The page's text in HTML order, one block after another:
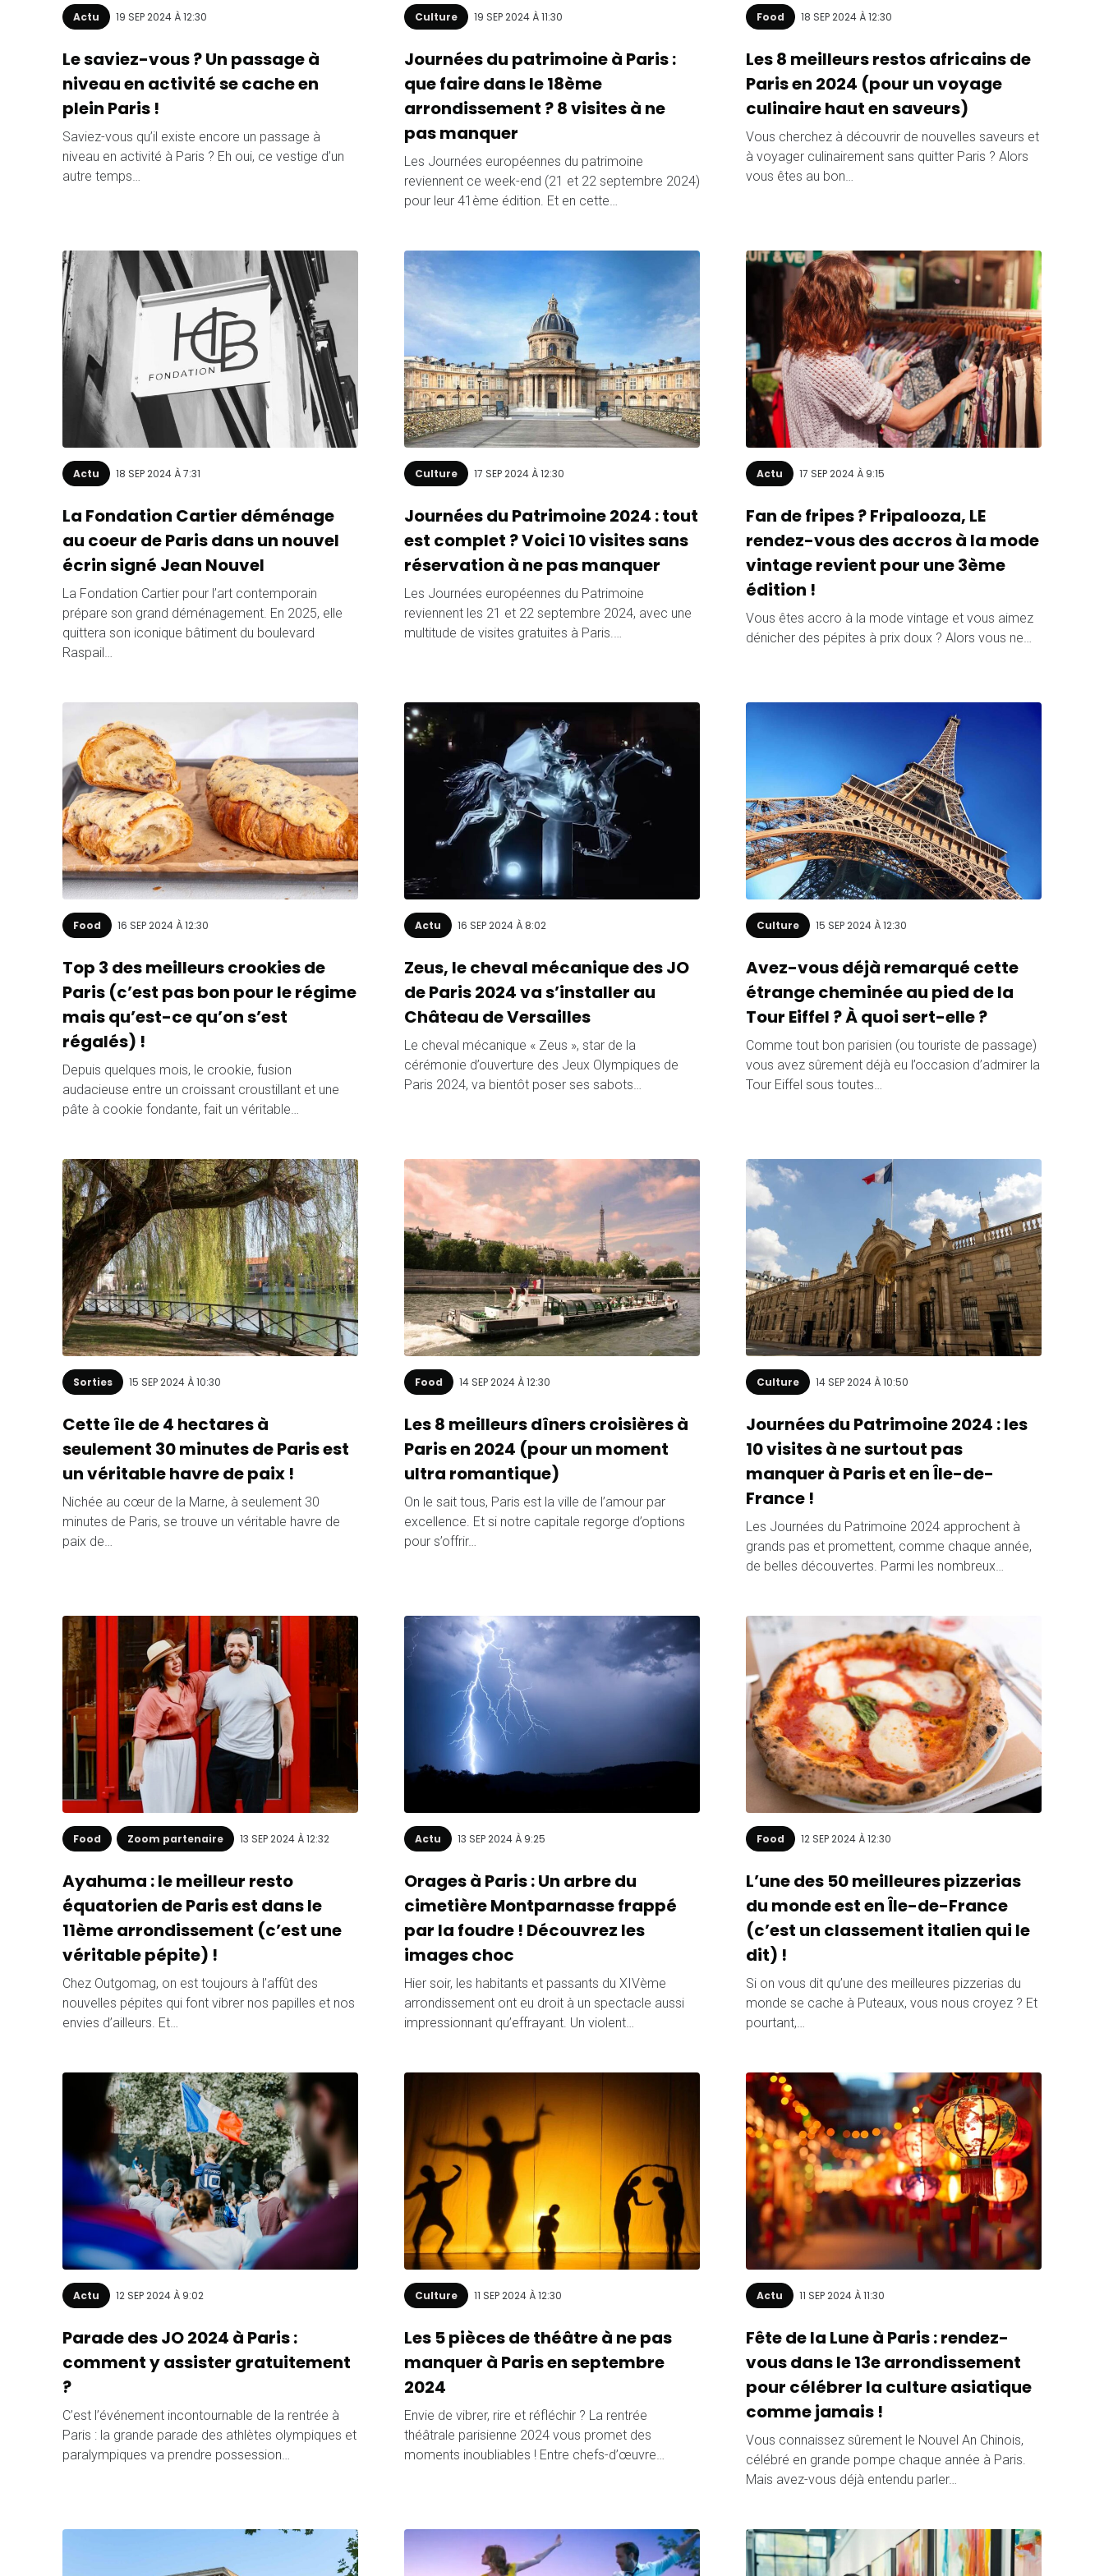
Actu 19 SEP 2024 À 12:30
Le saviez-vous ? Un passage à
niveau en activité se cache en
plein Paris !
Saviez-vous qu’il existe encore un passage à
niveau en activité à Paris ? Eh oui, ce vestige d’un
autre temps…
Culture 19 SEP 2024 À 11:30
Journées du patrimoine à Paris :
que faire dans le 18ème
arrondissement ? 8 visites à ne
pas manquer
Les Journées européennes du patrimoine
reviennent ce week-end (21 et 22 septembre 2024)
pour leur 41ème édition. Et en cette…
Food 18 SEP 2024 À 12:30
Les 8 meilleurs restos africains de
Paris en 2024 (pour un voyage
culinaire haut en saveurs)
Vous cherchez à découvrir de nouvelles saveurs et
à voyager culinairement sans quitter Paris ? Alors
vous êtes au bon…
Actu 18 SEP 2024 À 7:31
La Fondation Cartier déménage
au coeur de Paris dans un nouvel
écrin signé Jean Nouvel
La Fondation Cartier pour l’art contemporain
prépare son grand déménagement. En 2025, elle
quittera son iconique bâtiment du boulevard
Raspail…
Culture 17 SEP 2024 À 12:30
Journées du Patrimoine 2024 : tout
est complet ? Voici 10 visites sans
réservation à ne pas manquer
Les Journées européennes du Patrimoine
reviennent les 21 et 22 septembre 2024, avec une
multitude de visites gratuites à Paris.…
Actu 17 SEP 2024 À 9:15
Fan de fripes ? Fripalooza, LE
rendez-vous des accros à la mode
vintage revient pour une 3ème
édition !
Vous êtes accro à la mode vintage et vous aimez
dénicher des pépites à prix doux ? Alors vous ne…
Food 16 SEP 2024 À 12:30
Top 3 des meilleurs crookies de
Paris (c’est pas bon pour le régime
mais qu’est-ce qu’on s’est
régalés) !
Depuis quelques mois, le crookie, fusion
audacieuse entre un croissant croustillant et une
pâte à cookie fondante, fait un véritable…
Actu 16 SEP 2024 À 8:02
Zeus, le cheval mécanique des JO
de Paris 2024 va s’installer au
Château de Versailles
Le cheval mécanique « Zeus », star de la
cérémonie d’ouverture des Jeux Olympiques de
Paris 2024, va bientôt poser ses sabots…
Culture 15 SEP 2024 À 12:30
Avez-vous déjà remarqué cette
étrange cheminée au pied de la
Tour Eiffel ? À quoi sert-elle ?
Comme tout bon parisien (ou touriste de passage)
vous avez sûrement déjà eu l’occasion d’admirer la
Tour Eiffel sous toutes…
Sorties 15 SEP 2024 À 10:30
Cette île de 4 hectares à
seulement 30 minutes de Paris est
un véritable havre de paix !
Nichée au cœur de la Marne, à seulement 30
minutes de Paris, se trouve un véritable havre de
paix de…
Food 14 SEP 2024 À 12:30
Les 8 meilleurs dîners croisières à
Paris en 2024 (pour un moment
ultra romantique)
On le sait tous, Paris est la ville de l’amour par
excellence. Et si notre capitale regorge d’options
pour s’offrir…
Culture 14 SEP 2024 À 10:50
Journées du Patrimoine 2024 : les
10 visites à ne surtout pas
manquer à Paris et en Île-de-
France !
Les Journées du Patrimoine 2024 approchent à
grands pas et promettent, comme chaque année,
de belles découvertes. Parmi les nombreux…
Food Zoom partenaire 13 SEP 2024 À 12:32
Ayahuma : le meilleur resto
équatorien de Paris est dans le
11ème arrondissement (c’est une
véritable pépite) !
Chez Outgomag, on est toujours à l’affût des
nouvelles pépites qui font vibrer nos papilles et nos
envies d’ailleurs. Et…
Actu 13 SEP 2024 À 9:25
Orages à Paris : Un arbre du
cimetière Montparnasse frappé
par la foudre ! Découvrez les
images choc
Hier soir, les habitants et passants du XIVème
arrondissement ont eu droit à un spectacle aussi
impressionnant qu’effrayant. Un violent…
Food 12 SEP 2024 À 12:30
L’une des 50 meilleures pizzerias
du monde est en Île-de-France
(c’est un classement italien qui le
dit) !
Si on vous dit qu’une des meilleures pizzerias du
monde se cache à Puteaux, vous nous croyez ? Et
pourtant,…
Actu 12 SEP 2024 À 9:02
Parade des JO 2024 à Paris :
comment y assister gratuitement
?
C’est l’événement incontournable de la rentrée à
Paris : la grande parade des athlètes olympiques et
paralympiques va prendre possession…
Culture 11 SEP 2024 À 12:30
Les 5 pièces de théâtre à ne pas
manquer à Paris en septembre
2024
Envie de vibrer, rire et réfléchir ? La rentrée
théâtrale parisienne 2024 vous promet des
moments inoubliables ! Entre chefs-d’œuvre…
Actu 11 SEP 2024 À 11:30
Fête de la Lune à Paris : rendez-
vous dans le 13e arrondissement
pour célébrer la culture asiatique
comme jamais !
Vous connaissez sûrement le Nouvel An Chinois,
célébré en grande pompe chaque année à Paris.
Mais avez-vous déjà entendu parler…